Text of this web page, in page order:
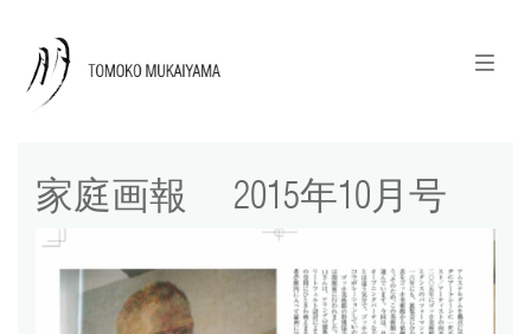
news
calendar
家庭画報 2015年10月号